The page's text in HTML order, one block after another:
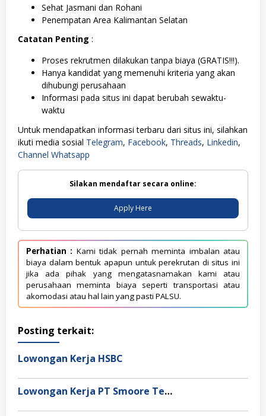
Sehat Jasmani dan Rohani
Penempatan Area Kalimantan Selatan
Catatan Penting :
Proses rekrutmen dilakukan tanpa biaya (GRATIS!!!).
Hanya kandidat yang memenuhi kriteria yang akan
dihubungi perusahaan
Informasi pada situs ini dapat berubah sewaktu-
waktu
Untuk mendapatkan informasi terbaru dari situs ini, silahkan
ikuti media sosial Telegram, Facebook, Threads, Linkedin,
Channel Whatsapp
Silakan mendaftar secara online:
Apply Here
Perhatian : Kami tidak pernah meminta imbalan atau
biaya dalam bentuk apapun untuk perekrutan di situs ini
jika ada pihak yang mengatasnamakan kami atau
perusahaan meminta biaya seperti transportasi atau
akomodasi atau hal lain yang pasti PALSU.
Posting terkait:
Lowongan Kerja HSBC
Lowongan Kerja PT Smoore Technology Indonesia